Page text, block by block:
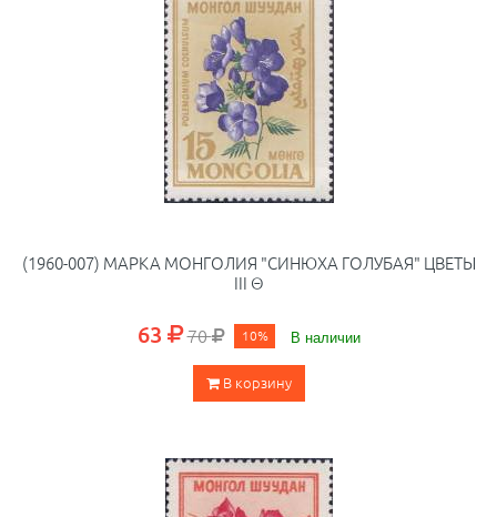
(1960-007) МАРКА МОНГОЛИЯ "СИНЮХА ГОЛУБАЯ" ЦВЕТЫ
III Θ
63 70 10% В наличии
В корзину